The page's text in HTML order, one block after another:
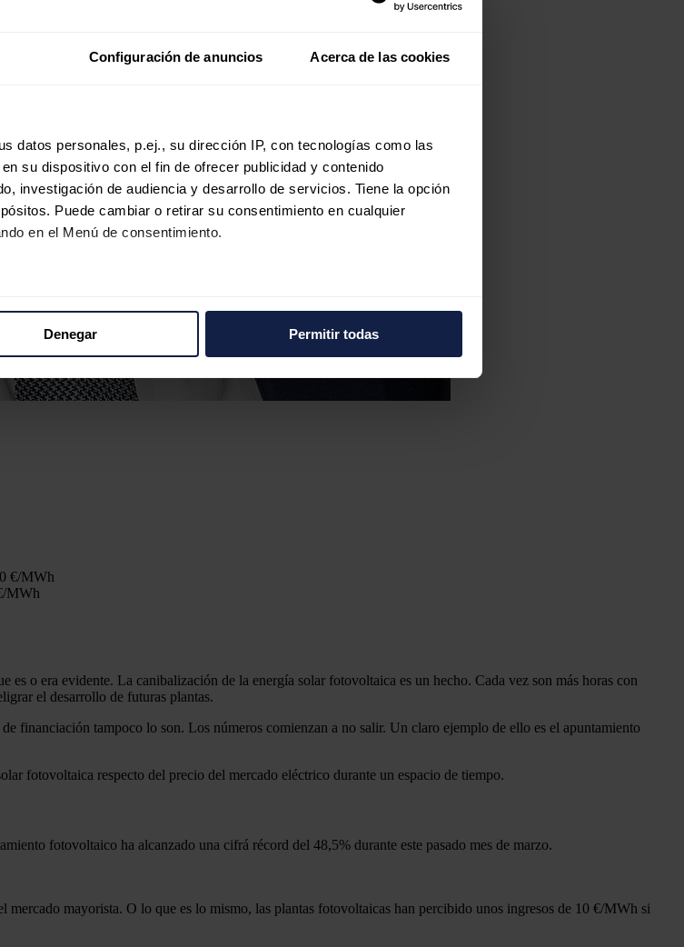
Configuración de anuncios Acerca de las cookies
datos personales, p.ej., su dirección IP, con tecnologías como las
su dispositivo con el fin de ofrecer publicidad y contenido
investigación de audiencia y desarrollo de servicios. Tiene la opción
Puede cambiar o retirar su consentimiento en cualquier
en el Menú de consentimiento.
Denegar Permitir todas
MWh
o era evidente. La canibalización de la energía solar fotovoltaica es un hecho. Cada vez son más horas con
el desarrollo de futuras plantas.
financiación tampoco lo son. Los números comienzan a no salir. Un claro ejemplo de ello es el apuntamiento
fotovoltaica respecto del precio del mercado eléctrico durante un espacio de tiempo.
fotovoltaico ha alcanzado una cifrá récord del 48,5% durante este pasado mes de marzo.
mayorista. O lo que es lo mismo, las plantas fotovoltaicas han percibido unos ingresos de 10 €/MWh si